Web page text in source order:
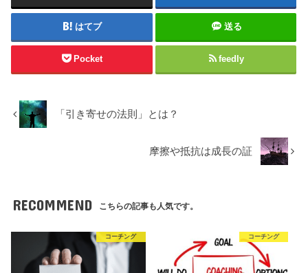
はてブ 送る
Pocket feedly
「引き寄せの法則」とは？
摩擦や抵抗は成長の証
RECOMMEND こちらの記事も人気です。
コーチング コーチング